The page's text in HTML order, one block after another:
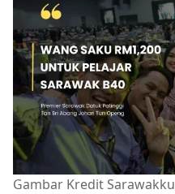
Gambar Kredit Sarawakku